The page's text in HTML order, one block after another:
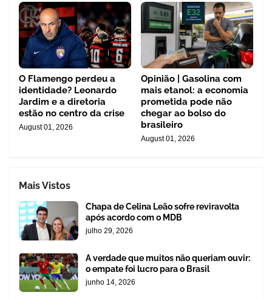
O Flamengo perdeu a
identidade? Leonardo
Jardim e a diretoria
estão no centro da crise
August 01, 2026
Opinião | Gasolina com
mais etanol: a economia
prometida pode não
chegar ao bolso do
brasileiro
August 01, 2026
Mais Vistos
Chapa de Celina Leão sofre reviravolta
após acordo com o MDB
julho 29, 2026
A verdade que muitos não queriam ouvir:
o empate foi lucro para o Brasil
junho 14, 2026